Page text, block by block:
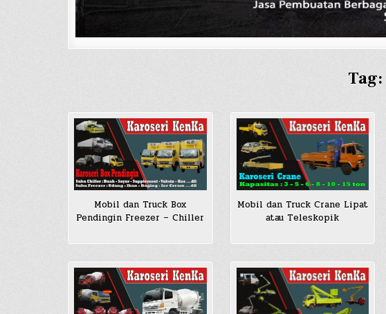
Tag:
Mobil dan Truck Box
Pendingin Freezer – Chiller
Mobil dan Truck Crane Lipat
atau Teleskopik